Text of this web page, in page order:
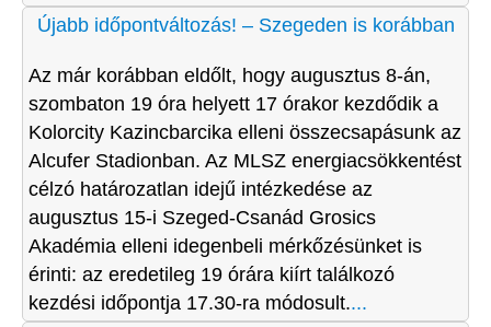
Újabb időpontváltozás! – Szegeden is korábban
Az már korábban eldőlt, hogy augusztus 8-án,
szombaton 19 óra helyett 17 órakor kezdődik a
Kolorcity Kazincbarcika elleni összecsapásunk az
Alcufer Stadionban. Az MLSZ energiacsökkentést
célzó határozatlan idejű intézkedése az
augusztus 15-i Szeged-Csanád Grosics
Akadémia elleni idegenbeli mérkőzésünket is
érinti: az eredetileg 19 órára kiírt találkozó
kezdési időpontja 17.30-ra módosult....